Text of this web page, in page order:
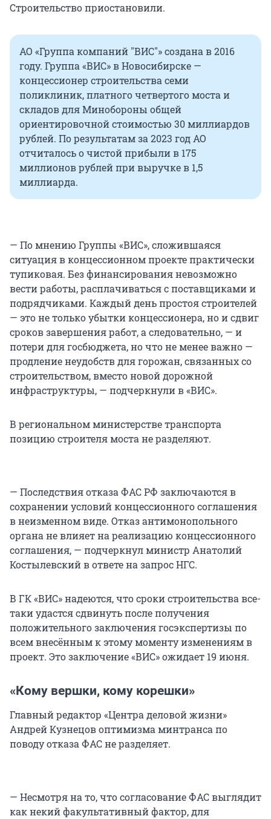
Строительство приостановили.
АО «Группа компаний "ВИС"» создана в 2016
году. Группа «ВИС» в Новосибирске —
концессионер строительства семи
поликлиник, платного четвертого моста и
складов для Минобороны общей
ориентировочной стоимостью 30 миллиардов
рублей. По результатам за 2023 год АО
отчиталось о чистой прибыли в 175
миллионов рублей при выручке в 1,5
миллиарда.
— По мнению Группы «ВИС», сложившаяся
ситуация в концессионном проекте практически
тупиковая. Без финансирования невозможно
вести работы, расплачиваться с поставщиками и
подрядчиками. Каждый день простоя строителей
— это не только убытки концессионера, но и сдвиг
сроков завершения работ, а следовательно, — и
потери для госбюджета, но что не менее важно —
продление неудобств для горожан, связанных со
строительством, вместо новой дорожной
инфраструктуры, — подчеркнули в «ВИС».
В региональном министерстве транспорта
позицию строителя моста не разделяют.
— Последствия отказа ФАС РФ заключаются в
сохранении условий концессионного соглашения
в неизменном виде. Отказ антимонопольного
органа не влияет на реализацию концессионного
соглашения, — подчеркнул министр Анатолий
Костылевский в ответе на запрос НГС.
В ГК «ВИС» надеются, что сроки строительства все-
таки удастся сдвинуть после получения
положительного заключения госэкспертизы по
всем внесённым к этому моменту изменениям в
проект. Это заключение «ВИС» ожидает 19 июня.
«Кому вершки, кому корешки»
Главный редактор «Центра деловой жизни»
Андрей Кузнецов оптимизма минтранса по
поводу отказа ФАС не разделяет.
— Несмотря на то, что согласование ФАС выглядит
как некий факультативный фактор, для